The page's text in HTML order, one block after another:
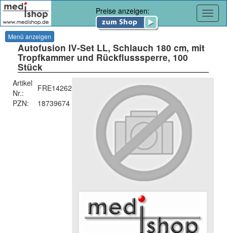
Preise anzeigen:
Menü anzeigen
Autofusion IV-Set LL, Schlauch 180 cm, mit
Tropfkammer und Rückflusssperre, 100
Stück
Artikel
Nr.:
FRE14262
PZN:
18739674